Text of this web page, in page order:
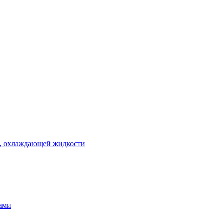
охлаждающей жидкости